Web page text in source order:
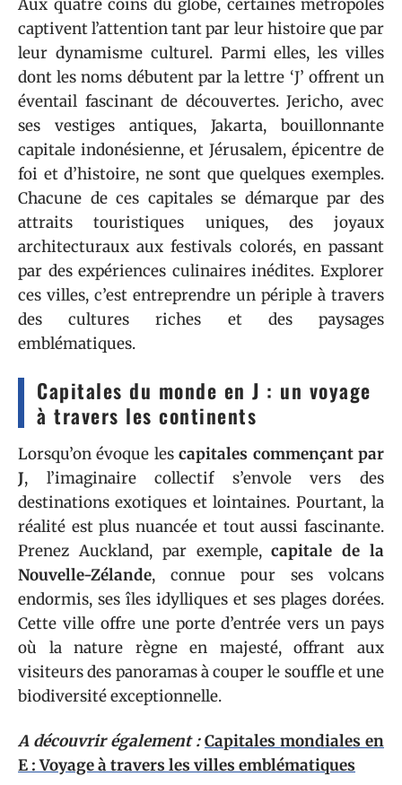
Aux quatre coins du globe, certaines métropoles
captivent l’attention tant par leur histoire que par
leur dynamisme culturel. Parmi elles, les villes
dont les noms débutent par la lettre ‘J’ offrent un
éventail fascinant de découvertes. Jericho, avec
ses vestiges antiques, Jakarta, bouillonnante
capitale indonésienne, et Jérusalem, épicentre de
foi et d’histoire, ne sont que quelques exemples.
Chacune de ces capitales se démarque par des
attraits touristiques uniques, des joyaux
architecturaux aux festivals colorés, en passant
par des expériences culinaires inédites. Explorer
ces villes, c’est entreprendre un périple à travers
des cultures riches et des paysages
emblématiques.
Capitales du monde en J : un voyage
à travers les continents
Lorsqu’on évoque lescapitales commençant par
J, l’imaginaire collectif s’envole vers des
destinations exotiques et lointaines. Pourtant, la
réalité est plus nuancée et tout aussi fascinante.
Prenez Auckland, par exemple,capitale de la
Nouvelle-Zélande, connue pour ses volcans
endormis, ses îles idylliques et ses plages dorées.
Cette ville offre une porte d’entrée vers un pays
où la nature règne en majesté, offrant aux
visiteurs des panoramas à couper le souffle et une
biodiversité exceptionnelle.
A découvrir également : Capitales mondiales en
E : Voyage à travers les villes emblématiques